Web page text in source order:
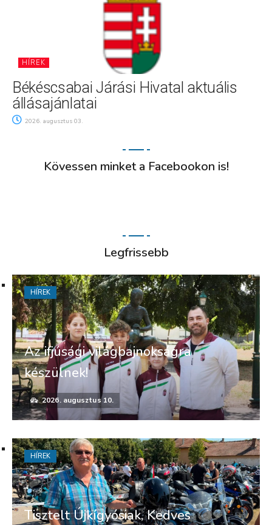
HÍREK
Békéscsabai Járási Hivatal aktuális
állásajánlatai
2026. augusztus 03.
Kövessen minket a Facebookon is!
Legfrissebb
Az ifjúsági világbajnokságra
készülnek!
2026. augusztus 10.
HÍREK
Tisztelt Újkígyósiak, Kedves
HÍREK